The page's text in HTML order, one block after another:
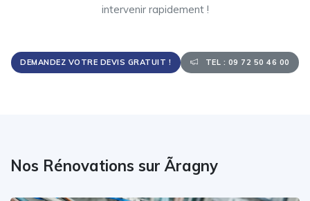
intervenir rapidement !
DEMANDEZ VOTRE DEVIS GRATUIT ! TEL : 09 72 50 46 00
Nos Rénovations sur Ãragny